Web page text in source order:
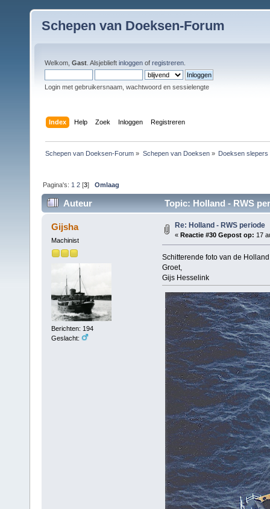
Schepen van Doeksen-Forum
Welkom, Gast . Alsjeblieft inloggen of registreren
Login met gebruikersnaam, wachtwoord en sessielengte
Index Help Zoek Inloggen Registreren
Schepen van Doeksen-Forum » Schepen van Doeksen» Doeksen slepers
Pagina's: 1 2 [3]Omlaag
Auteur Topic: Holland - RWS
Gijsha
Machinist
Berichten: 194
Geslacht:
Re: Holland - RWS periode
« Reactie #30 Gepost op: 17
Schitterende foto van de
Groet,
Gijs Hesselink